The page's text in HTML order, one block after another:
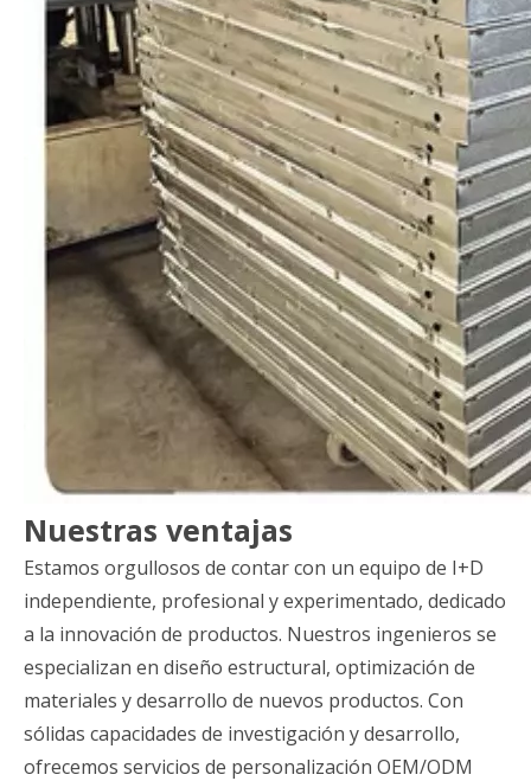
Nuestras ventajas
Estamos orgullosos de contar con un equipo de I+D
independiente, profesional y experimentado, dedicado
a la innovación de productos. Nuestros ingenieros se
especializan en diseño estructural, optimización de
materiales y desarrollo de nuevos productos. Con
sólidas capacidades de investigación y desarrollo,
ofrecemos servicios de personalización OEM/ODM